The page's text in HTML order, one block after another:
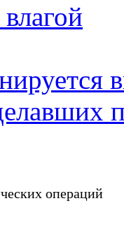
операций